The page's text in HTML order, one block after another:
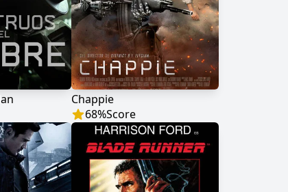
Chappie
68%Score